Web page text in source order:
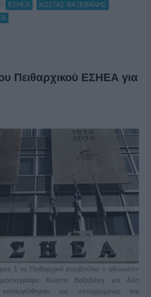
ΕΣΗΕΑ ΚΩΣΤΑΣ ΒΑΞΕΒΑΝΗΣ
Πειθαρχικού ΕΣΗΕΑ για
1 το Πειθαρχικό συμβούλιο « αθώωσε»
Κώστα Βαξεβάνη για δύο
ως «στοχευμένες και